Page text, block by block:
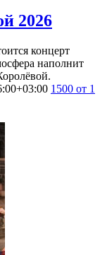
2026
концерт
наполнит
1500 от 1